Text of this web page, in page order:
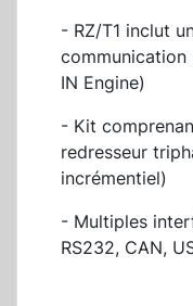
- RZ/T1 inclut
communication
IN Engine)
- Kit
redresseur
incrémentiel)
- Multiples
RS232, CAN,